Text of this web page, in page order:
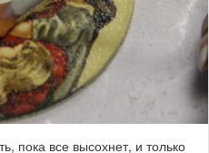
пока все высохнет, и только